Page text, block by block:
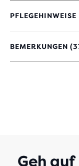
PFLEGEHINWEISE
BEMERKUNGEN
4,4
VON
Geh